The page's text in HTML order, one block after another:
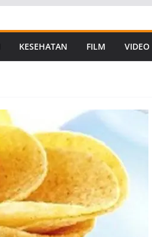
KESEHATAN FILM VIDEO